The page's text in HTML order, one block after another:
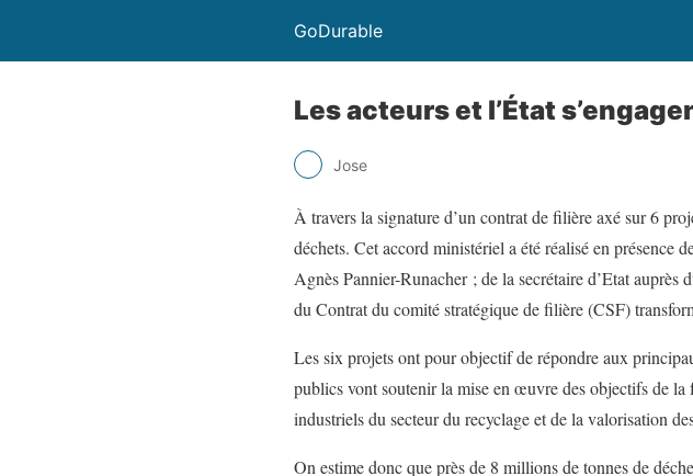
GoDurable
Les acteurs et l’État
Jose
À travers la signature d’un contrat de filière axé sur 6
déchets. Cet accord ministériel a été réalisé en présence
Agnès Pannier-Runacher ; de la secrétaire d’Etat
du Contrat du comité stratégique de filière (CSF)
Les six projets ont pour objectif de répondre aux
publics vont soutenir la mise en œuvre des objectifs de
industriels du secteur du recyclage et de la valorisation
On estime donc que près de 8 millions de tonnes de